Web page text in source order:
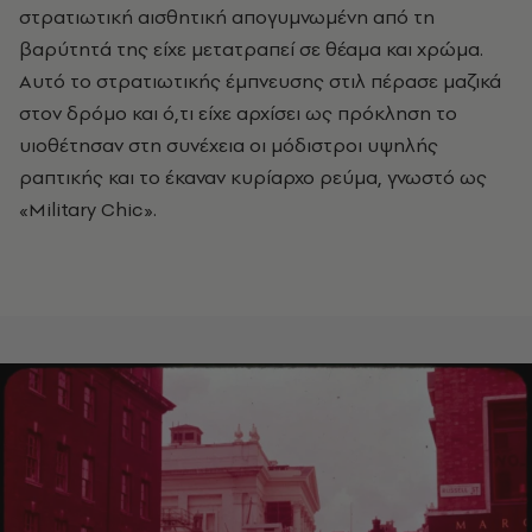
στρατιωτική αισθητική απογυμνωμένη από τη
βαρύτητά της είχε μετατραπεί σε θέαμα και χρώμα.
Αυτό το στρατιωτικής έμπνευσης στιλ πέρασε μαζικά
στον δρόμο και ό,τι είχε αρχίσει ως πρόκληση το
υιοθέτησαν στη συνέχεια οι μόδιστροι υψηλής
ραπτικής και το έκαναν κυρίαρχο ρεύμα, γνωστό ως
«Military Chic».